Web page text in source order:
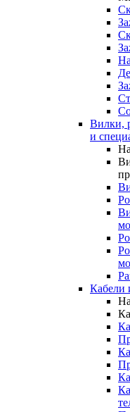
Вилки,
и
Кабели